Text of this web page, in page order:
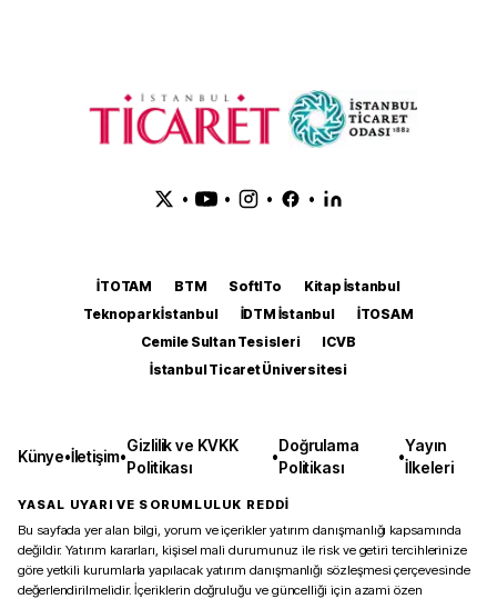
• • • •
İTOTAM BTM SoftITo
Kitap İstanbul
Teknopark İstanbul
İDTM İstanbul
İTOSAM
Cemile Sultan Tesisleri
ICVB
İstanbul Ticaret Üniversitesi
Künye•İletişim•
Gizlilik ve KVKK
Politikası
•
Doğrulama
Politikası
•
Yayın
İlkeleri
YASAL UYARI VE SORUMLULUK REDDİ
Bu sayfada yer alan bilgi, yorum ve içerikler yatırım danışmanlığı kapsamında
değildir. Yatırım kararları, kişisel mali durumunuz ile risk ve getiri tercihlerinize
göre yetkili kurumlarla yapılacak yatırım danışmanlığı sözleşmesi çerçevesinde
değerlendirilmelidir. İçeriklerin doğruluğu ve güncelliği için azami özen